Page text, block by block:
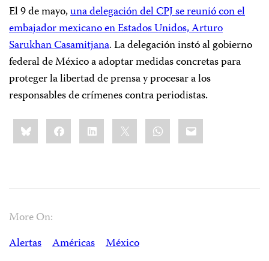
El 9 de mayo,una delegación del CPJ se reunió con el
embajador mexicano en Estados Unidos, Arturo
Sarukhan Casamitjana. La delegación instó al gobierno
federal de México a adoptar medidas concretas para
proteger la libertad de prensa y procesar a los
responsables de crímenes contra periodistas.
Share
this:BlueskyFacebookLinkedIn WhatsApp
Email
More On:
Alertas
Américas
México